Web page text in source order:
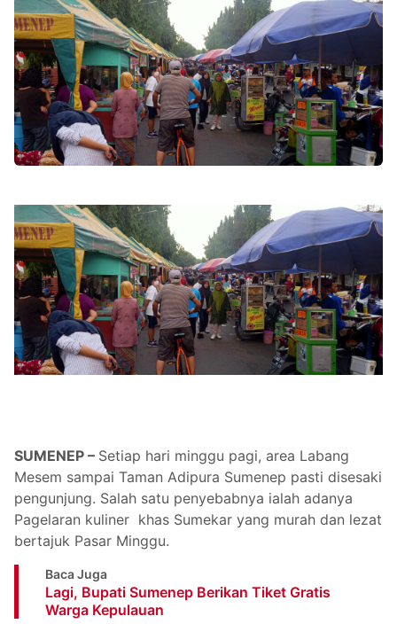
SUMENEP – Setiap hari minggu pagi, area Labang
Mesem sampai Taman Adipura Sumenep pasti disesaki
pengunjung. Salah satu penyebabnya ialah adanya
Pagelaran kuliner khas Sumekar yang murah dan lezat
bertajuk Pasar Minggu.
Baca Juga
Lagi, Bupati Sumenep Berikan Tiket Gratis
Warga Kepulauan